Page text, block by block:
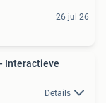
26 jul 26
Details